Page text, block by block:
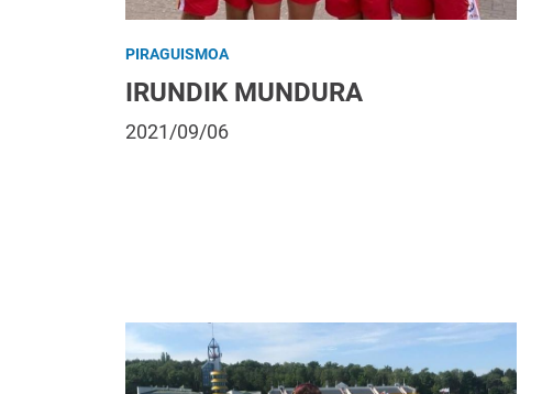
PIRAGUISMOA
IRUNDIK MUNDURA
2021/09/06